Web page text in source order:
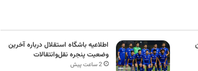
اطلاعیه باشگاه استقلال درباره آخرین
وضعیت پنجره نقل‌وانتقالات
2 ساعت پیش